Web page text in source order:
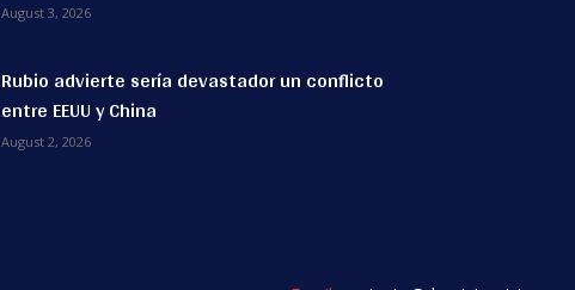
August 3, 2026
Rubio advierte sería devastador un conflicto
entre EEUU y China
August 2, 2026